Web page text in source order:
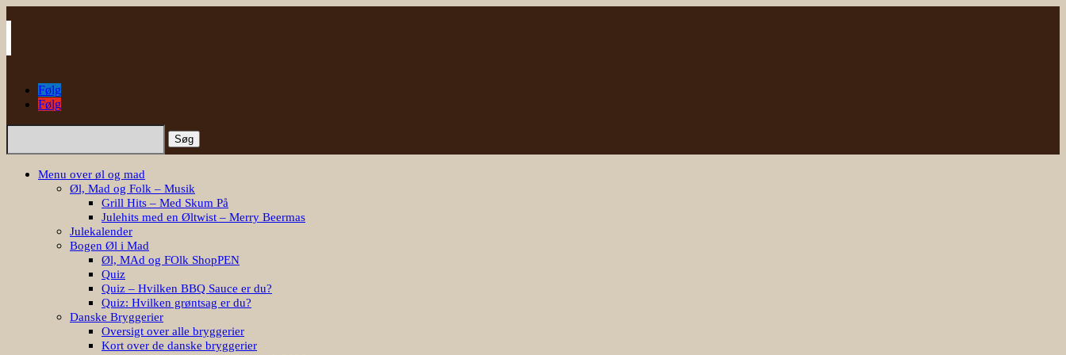
Følg
Følg
Søg
Menu over øl og mad
Øl, Mad og Folk – Musik
Grill Hits – Med Skum På
Julehits med en Øltwist – Merry Beermas
Julekalender
Bogen Øl i Mad
Øl, MAd og FOlk ShopPEN
Quiz
Quiz – Hvilken BBQ Sauce er du?
Quiz: Hvilken grøntsag er du?
Danske Bryggerier
Oversigt over alle bryggerier
Kort over de danske bryggerier